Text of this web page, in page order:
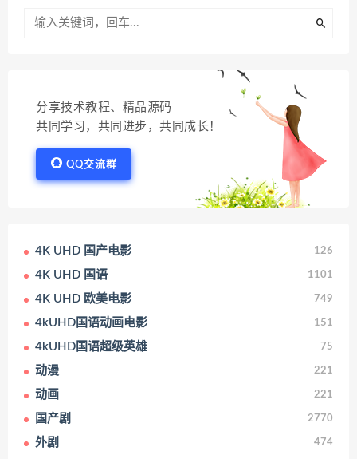
分享技术教程、精品源码
共同学习，共同进步，共同成长！
QQ交流群
4K UHD 国产电影 126
4K UHD 国语 1101
4K UHD 欧美电影 749
4kUHD国语动画电影 151
4kUHD国语超级英雄 75
动漫 221
动画 221
国产剧 2770
外剧 474